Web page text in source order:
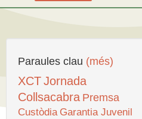
Paraules clau (més)
XCT Jornada
Collsacabra Premsa
Custòdia Garantia Juvenil